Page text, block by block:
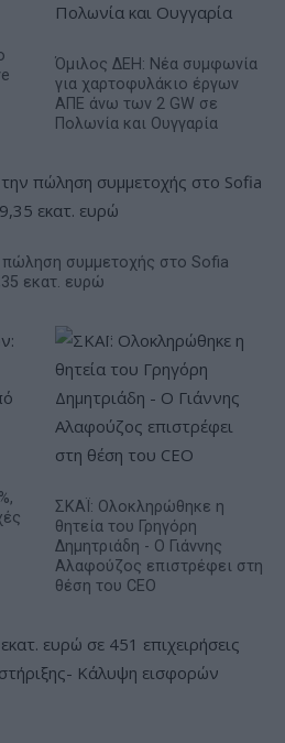
Όμιλος ΔΕΗ: Νέα συμφωνία
για χαρτοφυλάκιο έργων
ΑΠΕ άνω των 2 GW σε
Πολωνία και Ουγγαρία
πώληση συμμετοχής στο Sofia
εκατ. ευρώ
ΣΚΑΪ: Ολοκληρώθηκε η
θητεία του Γρηγόρη
Δημητριάδη - Ο Γιάννης
Αλαφούζος επιστρέφει στη
θέση του CEO